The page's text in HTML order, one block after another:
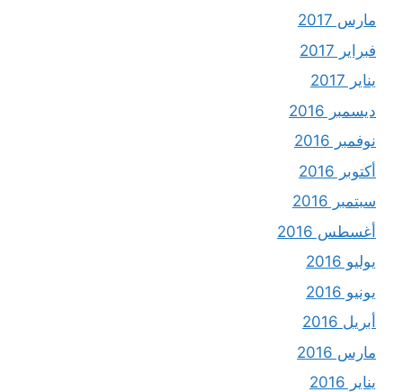
مارس 2017
فبراير 2017
يناير 2017
ديسمبر 2016
نوفمبر 2016
أكتوبر 2016
سبتمبر 2016
أغسطس 2016
يوليو 2016
يونيو 2016
أبريل 2016
مارس 2016
يناير 2016